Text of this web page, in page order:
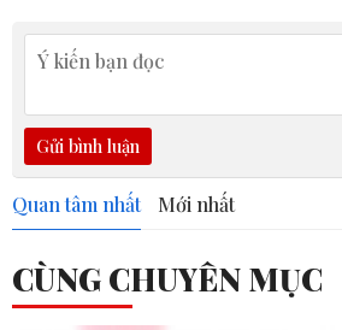
Gửi bình luận
Quan tâm nhất Mới nhất
CÙNG CHUYÊN MỤC